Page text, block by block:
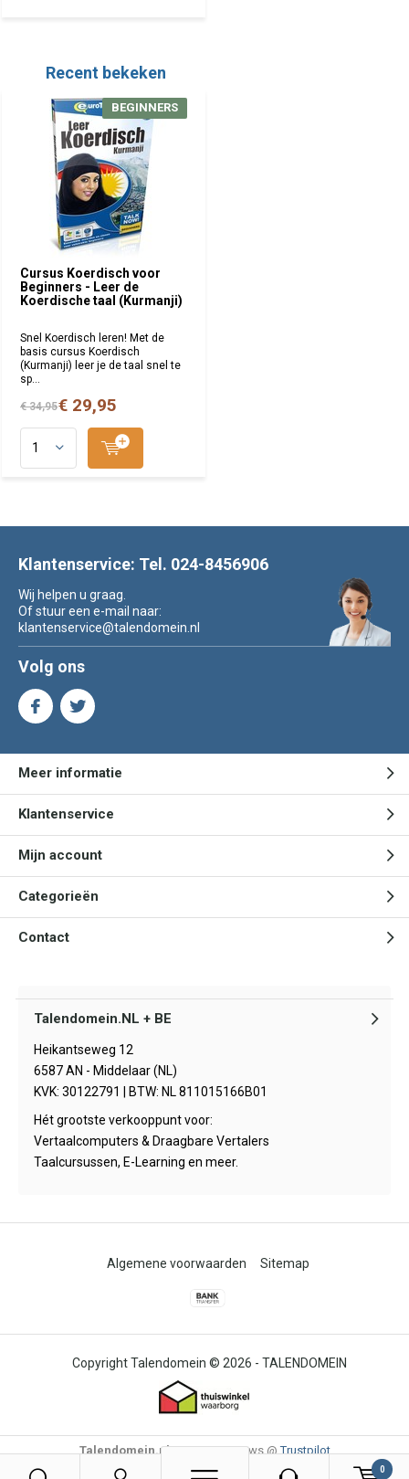
0
Recent bekeken
Cursus Koerdisch voor
Beginners - Leer de
Koerdische taal (Kurmanji)
BEGINNERS
Snel Koerdisch leren! Met de
basis cursus Koerdisch
(Kurmanji) leer je de taal snel te
sp...
€ 34,95€ 29,95
Klantenservice: Tel. 024-8456906
Wij helpen u graag.
Of stuur een e-mail naar:
klantenservice@talendomein.nl
Volg ons
Meer informatie
Klantenservice
Mijn account
Categorieën
Contact
Talendomein.NL + BE
Heikantseweg 12
6587 AN - Middelaar (NL)
KVK: 30122791 | BTW: NL 811015166B01
Hét grootste verkooppunt voor:
Vertaalcomputers & Draagbare Vertalers
Taalcursussen, E-Learning en meer.
© 2026 - TALENDOMEIN
Algemene voorwaarden Sitemap
Talendomein.nl4,6/-85Reviews @Trustpilot